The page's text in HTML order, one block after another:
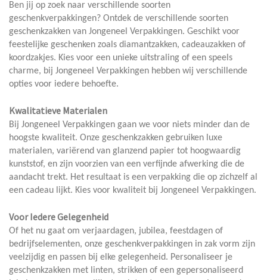
Ben jij op zoek naar verschillende soorten
geschenkverpakkingen? Ontdek de verschillende soorten
geschenkzakken van Jongeneel Verpakkingen. Geschikt voor
feestelijke geschenken zoals diamantzakken, cadeauzakken of
koordzakjes. Kies voor een unieke uitstraling of een speels
charme, bij Jongeneel Verpakkingen hebben wij verschillende
opties voor iedere behoefte.
Kwalitatieve Materialen
Bij Jongeneel Verpakkingen gaan we voor niets minder dan de
hoogste kwaliteit. Onze geschenkzakken gebruiken luxe
materialen, variërend van glanzend papier tot hoogwaardig
kunststof, en zijn voorzien van een verfijnde afwerking die de
aandacht trekt. Het resultaat is een verpakking die op zichzelf al
een cadeau lijkt. Kies voor kwaliteit bij Jongeneel Verpakkingen.
Voor Iedere Gelegenheid
Of het nu gaat om verjaardagen, jubilea, feestdagen of
bedrijfselementen, onze geschenkverpakkingen in zak vorm zijn
veelzijdig en passen bij elke gelegenheid. Personaliseer je
geschenkzakken met linten, strikken of een gepersonaliseerd